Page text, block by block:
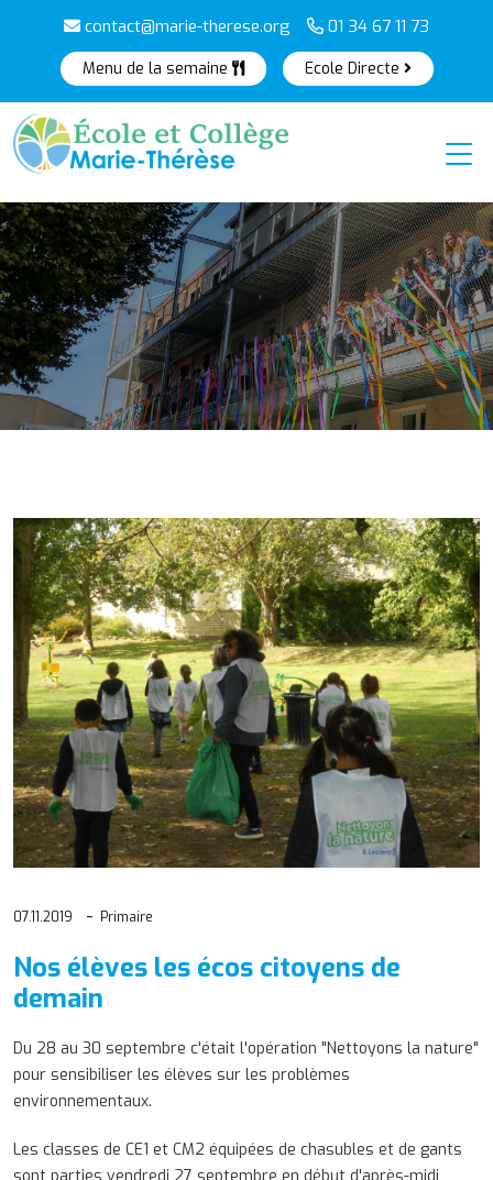
contact@marie-therese.org 01 34 67 11 73
Menu de la semaine Ecole Directe
07.11.2019 Primaire
Nos élèves les écos citoyens de
demain
Du 28 au 30 septembre c'était l'opération "Nettoyons la nature"
pour sensibiliser les élèves sur les problèmes
environnementaux.
Les classes de CE1 et CM2 équipées de chasubles et de gants